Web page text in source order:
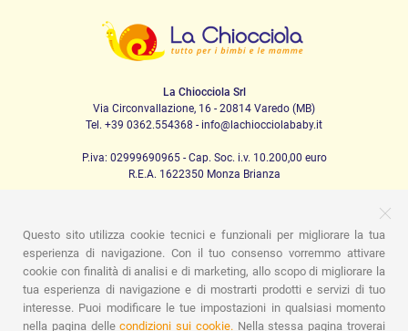
La Chiocciola Srl
Via Circonvallazione, 16 - 20814 Varedo (MB)
Tel. +39 0362.554368 - info@lachiocciolababy.it
P.iva: 02999690965 - Cap. Soc. i.v. 10.200,00 euro
R.E.A. 1622350 Monza Brianza
PRODOTTI
Passeggio
Seggiolini Auto A casa Pappa
Nanna
Igiene
Mamma e bebè Abbigliamento Gioco
Gift card
Kit baby set
Idee regalo Camerette
Promozioni
Promozioni
Marchi
Questo sito utilizza cookie tecnici e funzionali per migliorare la tua
esperienza di navigazione. Con il tuo consenso vorremmo attivare
cookie con finalità di analisi e di marketing, allo scopo di migliorare la
tua esperienza di navigazione e di mostrarti prodotti e servizi di tuo
interesse. Puoi modificare le tue impostazioni in qualsiasi momento
nella pagina dellecondizioni sui cookie.Nella stessa pagina troverai